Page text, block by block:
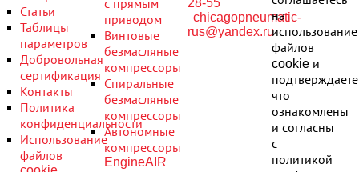
Статьи
Таблицы
параметров
Добровольная
сертификация
Контакты
Политика
конфиденциальности
Использование
файлов
с прямым
приводом
Винтовые
безмасляные
компрессоры
Спиральные
безмасляные
компрессоры
Автономные
компрессоры
EngineAIR
28-55
chicagopneumatic-
rus@yandex.ru
на
использование
файлов
cookie и
что
ознакомлены
и согласны
с
политикой